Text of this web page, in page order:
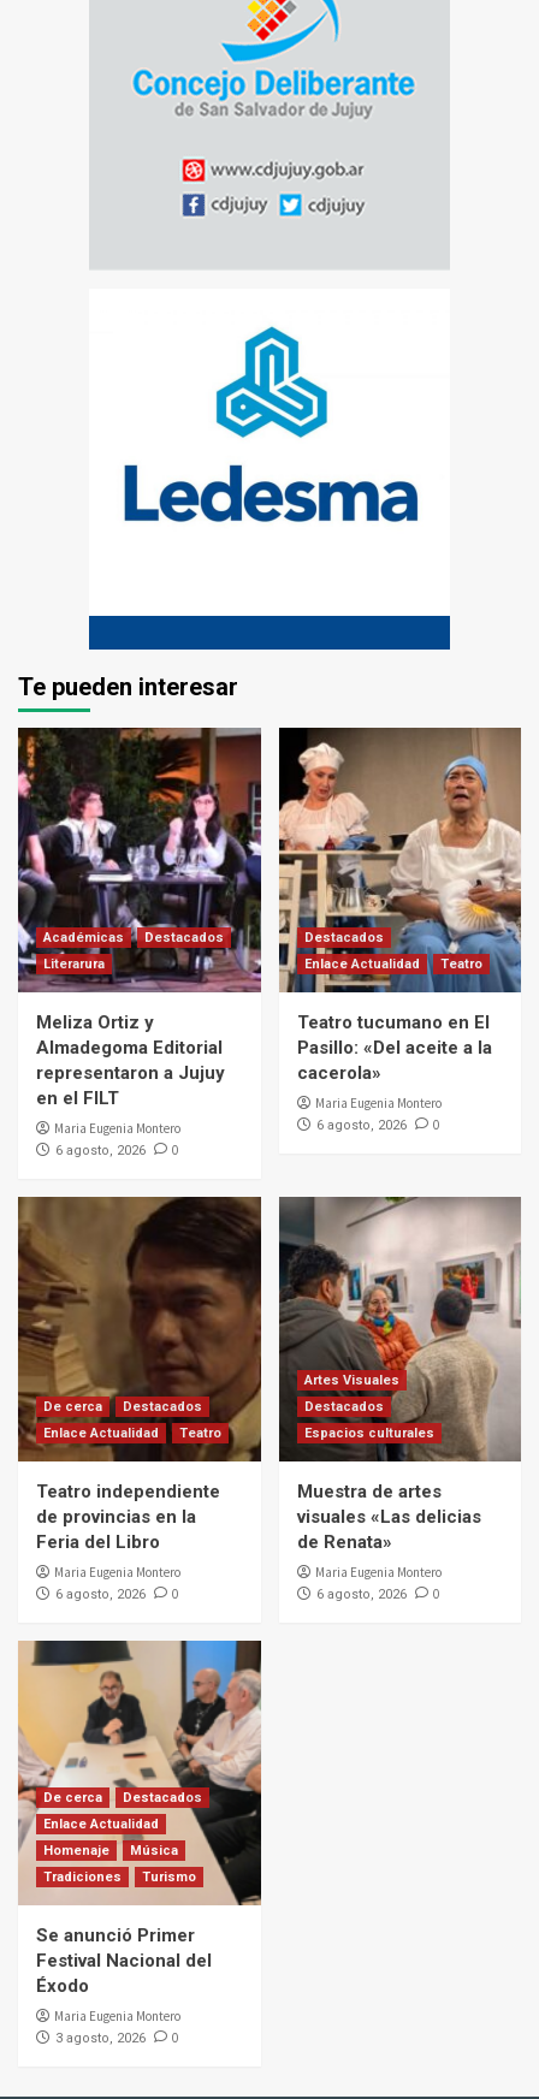
Te pueden interesar
Académicas
Destacados
Literarura
Meliza Ortiz y
Almadegoma Editorial
representaron a Jujuy
en el FILT
Maria Eugenia Montero
6 agosto, 2026 0
Destacados
Enlace Actualidad
Teatro
Teatro tucumano en El
Pasillo: «Del aceite a la
cacerola»
Maria Eugenia Montero
6 agosto, 2026 0
De cerca
Destacados
Enlace Actualidad
Teatro
Teatro independiente
de provincias en la
Feria del Libro
Maria Eugenia Montero
6 agosto, 2026 0
Artes Visuales
Destacados
Espacios culturales
Muestra de artes
visuales «Las delicias
de Renata»
Maria Eugenia Montero
6 agosto, 2026 0
De cerca
Destacados
Enlace Actualidad
Homenaje
Música
Tradiciones
Turismo
Se anunció Primer
Festival Nacional del
Éxodo
Maria Eugenia Montero
3 agosto, 2026 0